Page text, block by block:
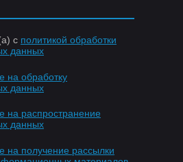
с политикой обработки
данных
на обработку
данных
на распространение
данных
на получение рассылки